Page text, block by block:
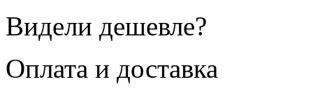
Видели дешевле?
Оплата и доставка